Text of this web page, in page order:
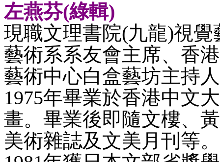
左燕芬(綠輯)
現職文理書院(九龍)視覺
藝術系系友會主席、香
藝術中心白盒藝坊主持
1975年畢業於香港中文
畫。畢業後即隨文樓、
美術雜誌及文美月刊等。